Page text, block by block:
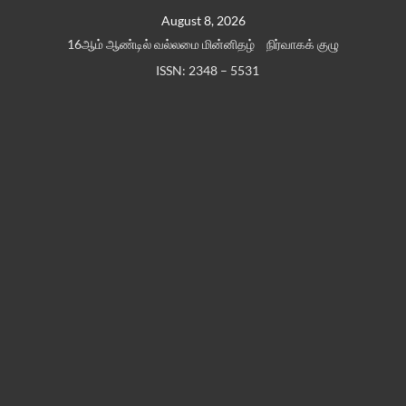
August 8, 2026
16ஆம் ஆண்டில் வல்லமை மின்னிதழ்
நிர்வாகக் குழு
ISSN: 2348 – 5531